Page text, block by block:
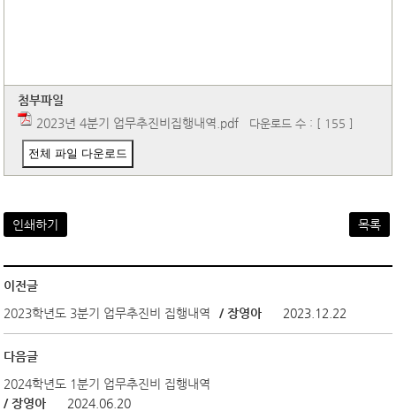
첨부파일
2023년 4분기 업무추진비집행내역.pdf 다운로드 수 : [ 155 ]
전체 파일 다운로드
인쇄하기 목록
이전글
2023학년도 3분기 업무추진비 집행내역
/ 장영아 2023.12.22
다음글
2024학년도 1분기 업무추진비 집행내역
/ 장영아
2024.06.20